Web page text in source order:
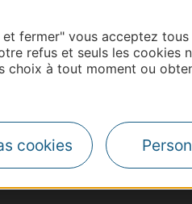
fermer" vous acceptez
refus et seuls les cookies
choix à tout moment ou
cookies